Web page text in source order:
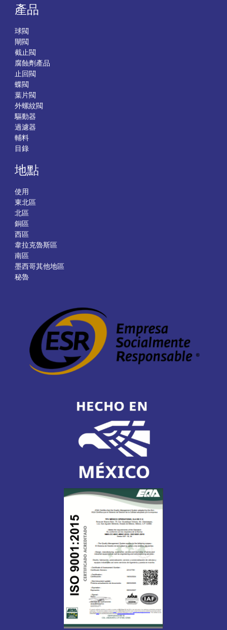
產品
球閥
閘閥
截止閥
腐蝕劑產品
止回閥
蝶閥
葉片閥
外螺紋閥
驅動器
過濾器
輔料
目錄
地點
使用
東北區
北區
銅區
西區
韋拉克魯斯區
南區
墨西哥其他地區
秘魯